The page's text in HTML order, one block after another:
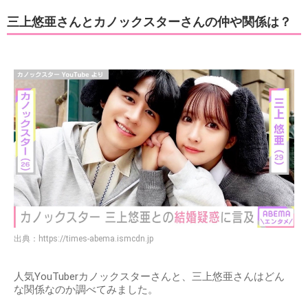
三上悠亜さんとカノックスターさんの仲や関係は？
出典： https://times-abema.ismcdn.jp
人気YouTuberカノックスターさんと、三上悠亜さんはどん
な関係なのか調べてみました。